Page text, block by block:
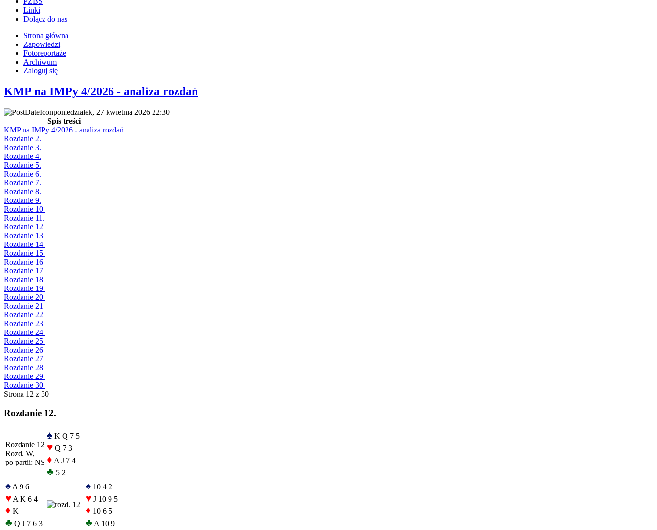
Linki
Dołącz do nas
Strona główna
Zapowiedzi
Fotoreportaże
Archiwum
Zaloguj się
KMP na IMPy 4/2026 - analiza rozdań
poniedziałek, 27 kwietnia 2026 22:30
Spis treści
KMP na IMPy 4/2026 - analiza rozdań
Rozdanie 2.
Rozdanie 3.
Rozdanie 4.
Rozdanie 5.
Rozdanie 6.
Rozdanie 7.
Rozdanie 8.
Rozdanie 9.
Rozdanie 10.
Rozdanie 11.
Rozdanie 12.
Rozdanie 13.
Rozdanie 14.
Rozdanie 15.
Rozdanie 16.
Rozdanie 17.
Rozdanie 18.
Rozdanie 19.
Rozdanie 20.
Rozdanie 21.
Rozdanie 22.
Rozdanie 23.
Rozdanie 24.
Rozdanie 25.
Rozdanie 26.
Rozdanie 27.
Rozdanie 28.
Rozdanie 29.
Rozdanie 30.
Strona 12 z 30
Rozdanie 12.
Rozdanie 12
Rozd. W,
po partii: NS
♠ K Q 7 5
♥ Q 7 3
♦ A J 7 4
♣ 5 2
♠ A 9 6
♥ A K 6 4
♦ K
♣ Q J 7 6 3
♠ 10 4 2
♥ J 10 9 5
♦ 10 6 5
♣ A 10 9